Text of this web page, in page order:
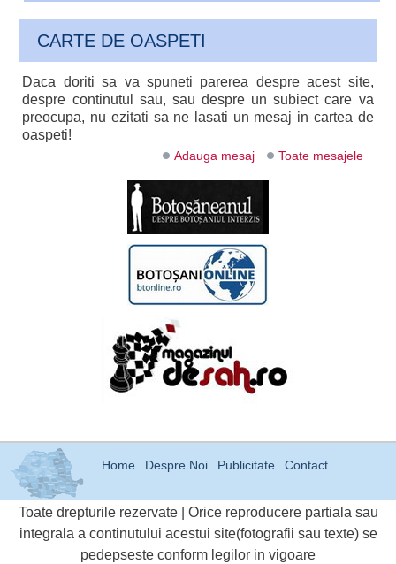
CARTE DE OASPETI
Daca doriti sa va spuneti parerea despre acest site,
despre continutul sau, sau despre un subiect care va
preocupa, nu ezitati sa ne lasati un mesaj in cartea de
oaspeti!
Adauga mesaj Toate mesajele
Home Despre Noi Publicitate Contact
Toate drepturile rezervate | Orice reproducere partiala sau
integrala a continutului acestui site(fotografii sau texte) se
pedepseste conform legilor in vigoare